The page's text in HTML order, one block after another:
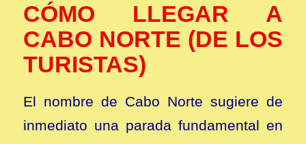
CÓMO LLEGAR A
CABO NORTE (DE LOS
TURISTAS)
El nombre de Cabo Norte sugiere de
inmediato una parada fundamental en